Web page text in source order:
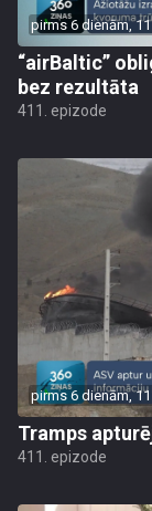
pirms 6 dienām,
“airBaltic”
bez rezultāta
411. epizode
pirms 6 dienām,
Tramps
411. epizode